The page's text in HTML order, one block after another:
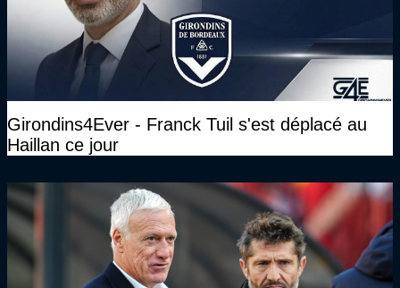
Girondins4Ever - Franck Tuil s'est déplacé au
Haillan ce jour